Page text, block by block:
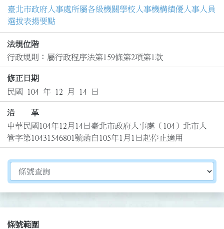
臺北市政府人事處所屬各級機關學校人事機構績優人事人員
選拔表揚要點
法規位階
行政規則：屬行政程序法第159條第2項第1款
修正日期
民國 104 年 12 月 14 日
沿 革
中華民國104年12月14日臺北市政府人事處（104）北市人
管字第10431546801號函自105年1月1日起停止適用
切換選擇法規資訊內容
條號範圍